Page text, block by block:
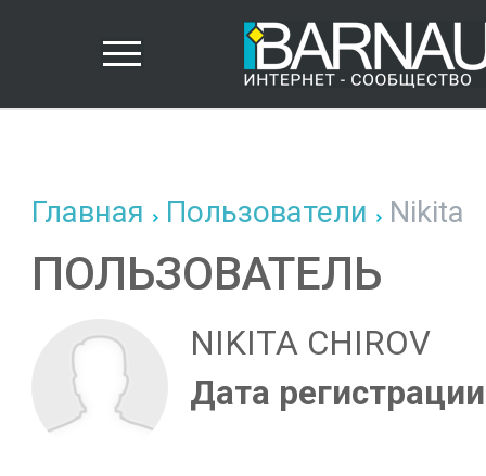
Главная Пользователи Nikita
ПОЛЬЗОВАТЕЛЬ
NIKITA CHIROV
Дата